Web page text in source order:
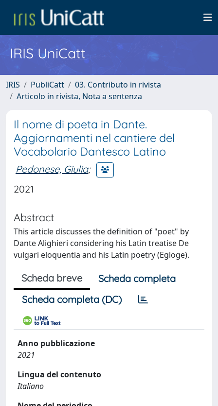
IRIS UniCatt
IRIS PubliCatt
03. Contributo in rivista
Articolo in rivista, Nota a sentenza
Il nome di poeta in Dante.
Aggiornamenti nel cantiere del
Vocabolario Dantesco Latino
Pedonese, Giulia;
2021
Abstract
This article discusses the definition of "poet" by
Dante Alighieri considering his Latin treatise De
vulgari eloquentia and his Latin poetry (Egloge).
Scheda breve
Scheda completa
Scheda completa (DC)
Anno pubblicazione
2021
Lingua del contenuto
Italiano